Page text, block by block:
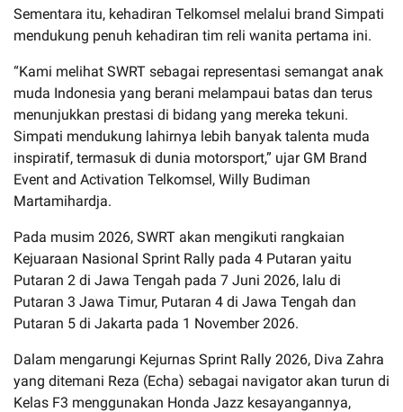
Sementara itu, kehadiran Telkomsel melalui brand Simpati
mendukung penuh kehadiran tim reli wanita pertama ini.
“Kami melihat SWRT sebagai representasi semangat anak
muda Indonesia yang berani melampaui batas dan terus
menunjukkan prestasi di bidang yang mereka tekuni.
Simpati mendukung lahirnya lebih banyak talenta muda
inspiratif, termasuk di dunia motorsport,” ujar GM Brand
Event and Activation Telkomsel, Willy Budiman
Martamihardja.
Pada musim 2026, SWRT akan mengikuti rangkaian
Kejuaraan Nasional Sprint Rally pada 4 Putaran yaitu
Putaran 2 di Jawa Tengah pada 7 Juni 2026, lalu di
Putaran 3 Jawa Timur, Putaran 4 di Jawa Tengah dan
Putaran 5 di Jakarta pada 1 November 2026.
Dalam mengarungi Kejurnas Sprint Rally 2026, Diva Zahra
yang ditemani Reza (Echa) sebagai navigator akan turun di
Kelas F3 menggunakan Honda Jazz kesayangannya,